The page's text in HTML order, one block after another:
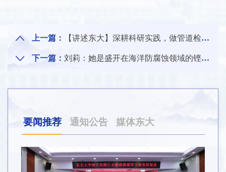
上一篇： 【讲述东大】深耕科研实践，做管道检测技术的引领者——记东北大学信息科学与工程学院刘金海教授
下一篇： 刘莉：她是盛开在海洋防腐蚀领域的铿锵玫瑰
要闻推荐 通知公告 媒体东大